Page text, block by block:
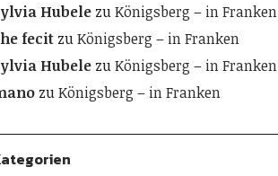
HubelezuKönigsberg – in Franken
fecitzuKönigsberg – in Franken
HubelezuKönigsberg – in Franken
zuKönigsberg – in Franken